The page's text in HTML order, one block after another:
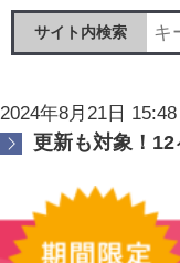
サイト内検索
2024年8月21日 15:48
更新も対象！12